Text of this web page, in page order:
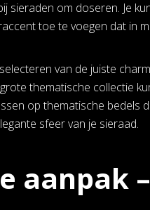
sieraden om doseren. Je
toe te voegen dat in
van de juiste
thematische collectie
op thematische bedels
sfeer van je sieraad.
aanpak